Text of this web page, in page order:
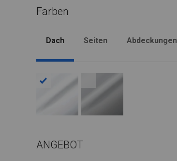
Farben
Dach Seiten Abdeckungen
ANGEBOT